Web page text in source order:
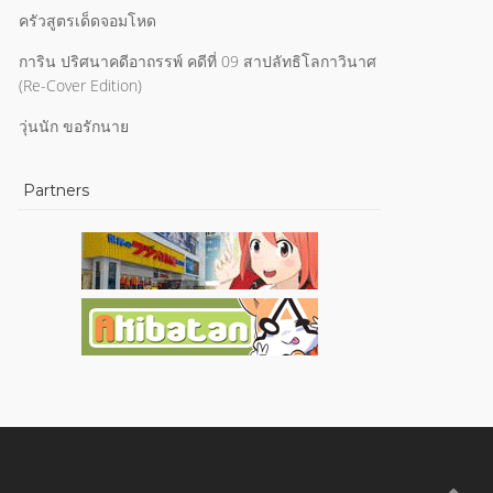
ครัวสูตรเด็ดจอมโหด
การิน ปริศนาคดีอาถรรพ์ คดีที่ 09 สาปลัทธิโลกาวินาศ
(Re-Cover Edition)
วุ่นนัก ขอรักนาย
Partners